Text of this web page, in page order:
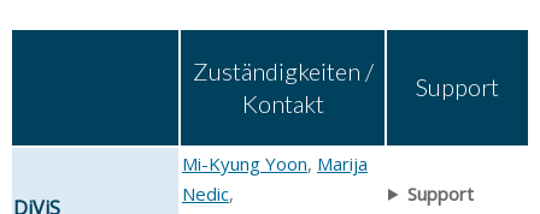
Zuständigkeiten /
Kontakt
Support
DiViS
Mi-Kyung Yoon, Marija
Nedic,
Support